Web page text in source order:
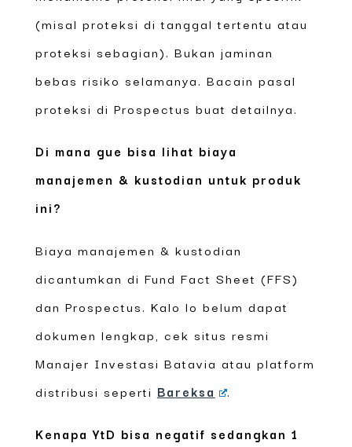
(misal proteksi di tanggal tertentu atau
proteksi sebagian). Bukan jaminan
bebas risiko selamanya. Bacain pasal
proteksi di Prospectus buat detailnya.
Di mana gue bisa lihat biaya
manajemen & kustodian untuk produk
ini?
Biaya manajemen & kustodian
dicantumkan di Fund Fact Sheet (FFS)
dan Prospectus. Kalo lo belum dapat
dokumen lengkap, cek situs resmi
Manajer Investasi Batavia atau platform
distribusi seperti Bareksa .
Kenapa YtD bisa negatif sedangkan 1